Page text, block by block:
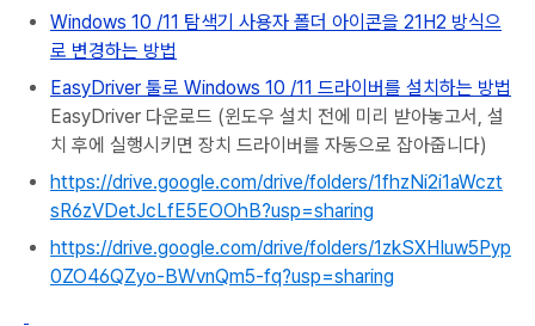
Windows 10 /11 탐색기 사용자 폴더 아이콘을 21H2 방식으
로 변경하는 방법
EasyDriver 툴로 Windows 10 /11 드라이버를 설치하는 방법
EasyDriver 다운로드 (윈도우 설치 전에 미리 받아놓고서, 설
치 후에 실행시키면 장치 드라이버를 자동으로 잡아줍니다)
https://drive.google.com/drive/folders/1fhzNi2i1aWczt
sR6zVDetJcLfE5EOOhB?usp=sharing
https://drive.google.com/drive/folders/1zkSXHIuw5Pyp
0ZO46QZyo-BWvnQm5-fq?usp=sharing